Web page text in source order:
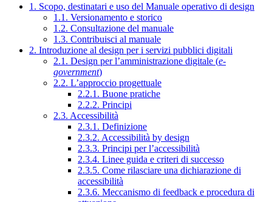
1. Scopo, destinatari e uso del Manuale operativo di design
1.1. Versionamento e storico
1.2. Consultazione del manuale
1.3. Contribuisci al manuale
2. Introduzione al design per i servizi pubblici digitali
2.1. Design per l’amministrazione digitale (e-
government)
2.2. L’approccio progettuale
2.2.1. Buone pratiche
2.2.2. Principi
2.3. Accessibilità
2.3.1. Definizione
2.3.2. Accessibilità by design
2.3.3. Principi per l’accessibilità
2.3.4. Linee guida e criteri di successo
2.3.5. Come rilasciare una dichiarazione di
accessibilità
2.3.6. Meccanismo di feedback e procedura di